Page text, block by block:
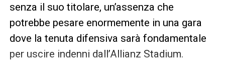
senza il suo titolare, un’assenza che
potrebbe pesare enormemente in una gara
dove la tenuta difensiva sarà fondamentale
per uscire indenni dall’Allianz Stadium.